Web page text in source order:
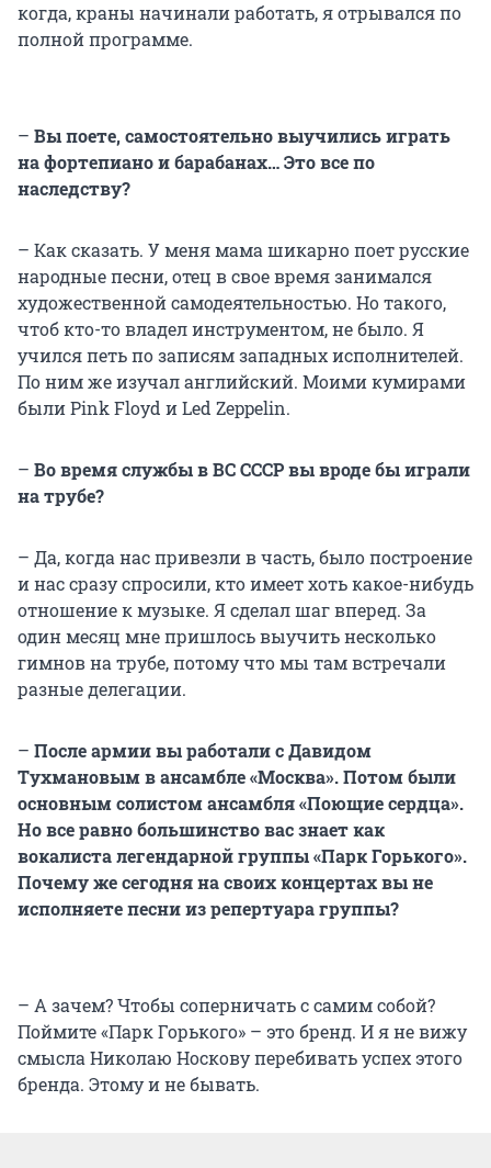
когда, краны начинали работать, я отрывался по
полной программе.
– Вы поете, самостоятельно выучились играть
на фортепиано и барабанах… Это все по
наследству?
– Как сказать. У меня мама шикарно поет русские
народные песни, отец в свое время занимался
художественной самодеятельностью. Но такого,
чтоб кто-то владел инструментом, не было. Я
учился петь по записям западных исполнителей.
По ним же изучал английский. Моими кумирами
были Pink Floyd и Led Zeppelin.
– Во время службы в ВС СССР вы вроде бы играли
на трубе?
– Да, когда нас привезли в часть, было построение
и нас сразу спросили, кто имеет хоть какое-нибудь
отношение к музыке. Я сделал шаг вперед. За
один месяц мне пришлось выучить несколько
гимнов на трубе, потому что мы там встречали
разные делегации.
– После армии вы работали с Давидом
Тухмановым в ансамбле «Москва». Потом были
основным солистом ансамбля «Поющие сердца».
Но все равно большинство вас знает как
вокалиста легендарной группы «Парк Горького».
Почему же сегодня на своих концертах вы не
исполняете песни из репертуара группы?
– А зачем? Чтобы соперничать с самим собой?
Поймите «Парк Горького» – это бренд. И я не вижу
смысла Николаю Носкову перебивать успех этого
бренда. Этому и не бывать.